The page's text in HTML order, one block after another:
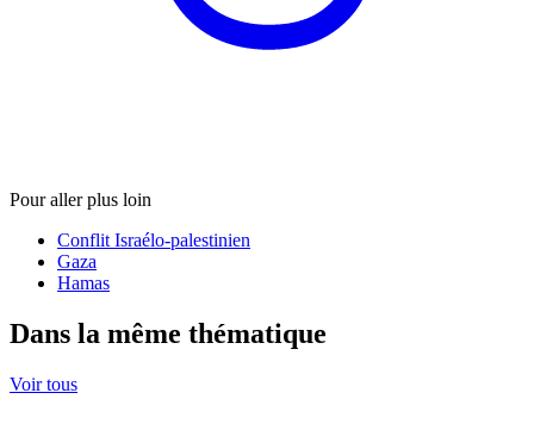
Pour aller plus loin
Conflit Israélo-palestinien
Gaza
Hamas
Dans la même thématique
Voir tous